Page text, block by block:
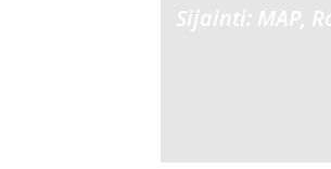
Sijainti: MAP,